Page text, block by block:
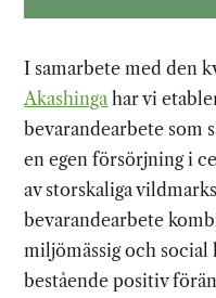
I samarbete med den
Akashinga har vi
bevarandearbete som
en egen försörjning i
av storskaliga
bevarandearbete
miljömässig och social
bestående positiv